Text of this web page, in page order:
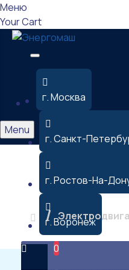
Меню
Your Cart
г. Москва
г. Санкт-
г. Ростов-На-
г. Воронеж
0
Menu